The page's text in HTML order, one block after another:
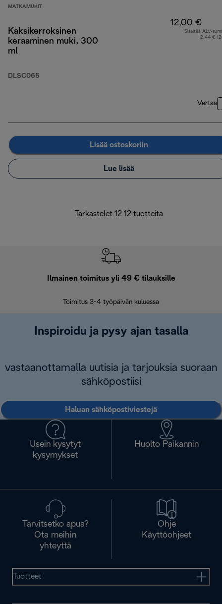
MATKAMUKIT
Kaksikerroksinen
keraaminen muki, 300
ml
DLSC065
12,00 €
Sisältää ALV-
2,44 €
Vertaa
Lisää ostoskoriin
Lue lisää
Tarkastelet 12 12 tuotteita
Ilmainen toimitus yli 49 € tilauksille
Toimitus 3-4 työpäivän kuluessa
Inspiroidu ja pysy ajan tasalla
vastaanottamalla uutisia ja tarjouksia suoraan
sähköpostiisi
Haluan sähköpostiviestejä
Usein kysytyt
kysymykset
Huolto Paikannin
Tarvitsetko apua?
Ota meihin
yhteyttä
Ohje
Käyttöohjeet
Tuotteet